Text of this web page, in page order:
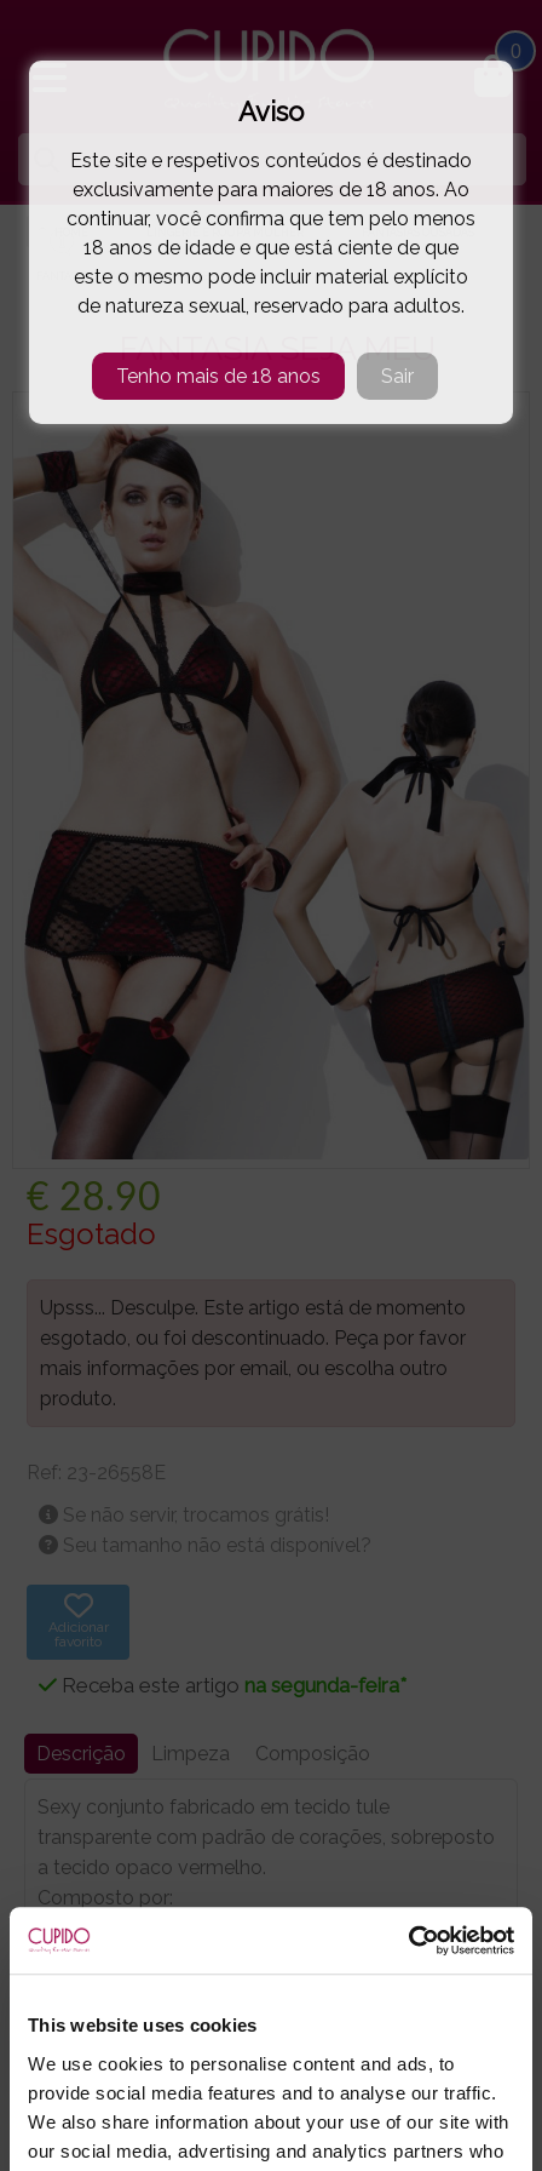
This website uses cookies
We use cookies to personalise content and ads, to
provide social media features and to analyse our traffic.
We also share information about your use of our site with
our social media, advertising and analytics partners who
0
LINGERIE E ROUPA MULHER FANTASIAS OUSADAS
FANTASIA SEJA MEU( 23-26558E )
FANTASIA SEJA MEU
€ 28.90
Esgotado
Upsss... Desculpe. Este artigo está de momento
esgotado, ou foi descontinuado. Peça por favor
mais informações por email, ou escolha outro
produto.
Ref: 23-26558E
Se não servir, trocamos grátis!
Seu tamanho não está disponível?
Adicionar
favorito
Receba este artigo na segunda-feira*
Descrição Limpeza Composição
Sexy conjunto fabricado em tecido tule
transparente com padrão de corações, sobreposto
a tecido opaco vermelho.
Composto por:
- Top com abertura nos seios, ata no pescoço e
atrás;
com 3 medidas de colchetes;
- Coleira e algemas de pulso ligadas por tecido
rendado.
Aviso
Este site e respetivos conteúdos é destinado
exclusivamente para maiores de 18 anos. Ao
continuar, você confirma que tem pelo menos
18 anos de idade e que está ciente de que
este o mesmo pode incluir material explícito
de natureza sexual, reservado para adultos.
Tenho mais de 18 anos Sair